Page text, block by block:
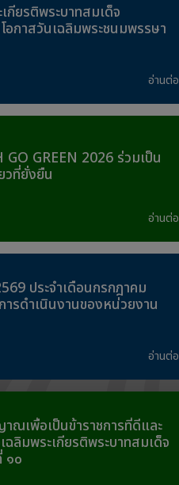
กียรติพระบาทสมเด็จ
อกาสวันเฉลิมพระชนมพรรษา
อ่านต่อ
GREEN 2026 ร่วมเป็น
วที่ยั่งยืน
อ่านต่อ
ประจำเดือนกรกฎาคม
รดำเนินงานของหน่วยงาน
อ่านต่อ
ณเพื่อเป็นข้าราชการที่ดีและ
ลิมพระเกียรติพระบาทสมเด็จ
๑๐